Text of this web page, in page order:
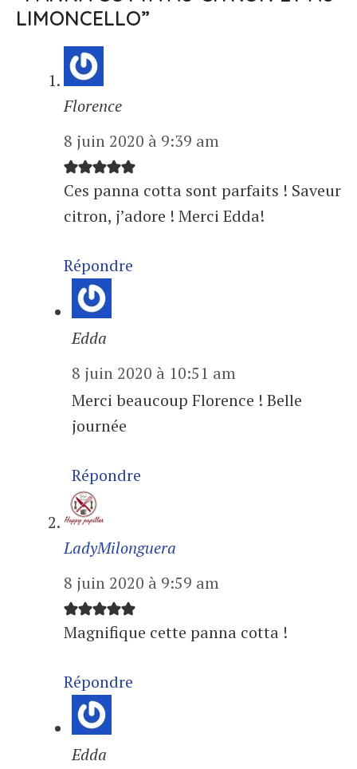
LIMONCELLO”
Florence
8 juin 2020 à 9:39 am
Ces panna cotta sont parfaits ! Saveur
citron, j’adore ! Merci Edda!
Répondre
Edda
8 juin 2020 à 10:51 am
Merci beaucoup Florence ! Belle
journée
Répondre
LadyMilonguera
8 juin 2020 à 9:59 am
Magnifique cette panna cotta !
Répondre
Edda